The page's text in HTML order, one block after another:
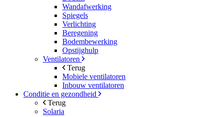
Wandafwerking
Spiegels
Verlichting
Beregening
Bodembewerking
Opstijghulp
Ventilatoren
Terug
Mobiele ventilatoren
Inbouw ventilatoren
Conditie en gezondheid
Terug
Solaria